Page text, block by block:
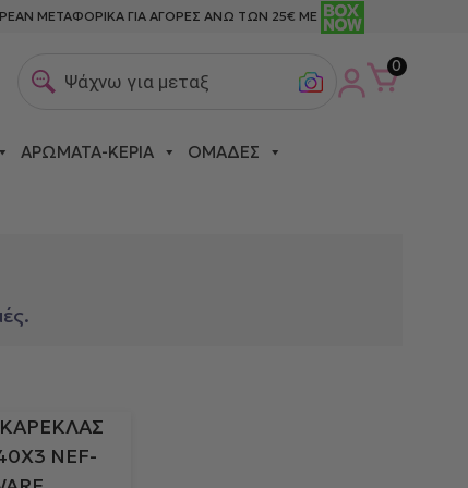
ΜΕΤΑΦΟΡΙΚΑ ΓΙΑ ΑΓΟΡΕΣ ΑΝΩ ΤΩΝ 25€ ΜΕ
Ψάχνω για μεταξωτε
0
ΑΡΏΜΑΤΑ-ΚΕΡΙΆ ΟΜΆΔΕΣ